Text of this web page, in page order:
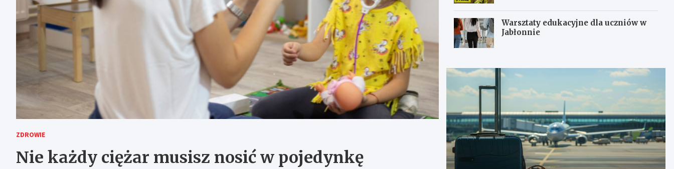
ZDROWIE
Nie każdy ciężar musisz nosić w pojedynkę
Warsztaty edukacyjne dla uczniów w
Jabłonnie